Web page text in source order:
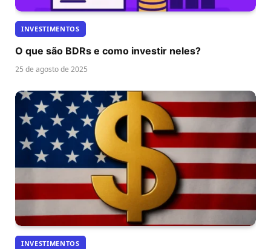
INVESTIMENTOS
O que são BDRs e como investir neles?
25 de agosto de 2025
INVESTIMENTOS